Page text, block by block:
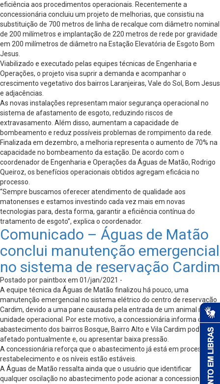
eficiência aos procedimentos operacionais. Recentemente a
concessionária concluiu um projeto de melhorias, que consistiu na
substituição de 700 metros de linha de recalque com diâmetro nominal
de 200 milímetros e implantação de 220 metros de rede por gravidade
em 200 milímetros de diâmetro na Estação Elevatória de Esgoto Bom
Jesus.
Viabilizado e executado pelas equipes técnicas de Engenharia e
Operações, o projeto visa suprir a demanda e acompanhar o
crescimento vegetativo dos bairros Laranjeiras, Vale do Sol, Bom Jesus
e adjacências.
As novas instalações representam maior segurança operacional no
sistema de afastamento de esgoto, reduzindo riscos de
extravasamento. Além disso, aumentam a capacidade de
bombeamento e reduz possíveis problemas de rompimento da rede.
Finalizada em dezembro, a melhoria representa o aumento de 70% na
capacidade no bombeamento da estação. De acordo com o
coordenador de Engenharia e Operações da Águas de Matão, Rodrigo
Queiroz, os benefícios operacionais obtidos agregam eficácia no
processo.
“Sempre buscamos oferecer atendimento de qualidade aos
matonenses e estamos investindo cada vez mais em novas
tecnologias para, desta forma, garantir a eficiência contínua do
tratamento de esgoto”, explica o coordenador.
Comunicado – Águas de Matão
conclui manutenção emergencial
no sistema de reservação Cardim
Postado por paintbox em 01/jan/2021 -
A equipe técnica da Águas de Matão finalizou há pouco, uma
manutenção emergencial no sistema elétrico do centro de reservação
Cardim, devido a uma pane causada pela entrada de um animal na
unidade operacional. Por este motivo, a concessionária informa que o
abastecimento dos bairros Bosque, Bairro Alto e Vila Cardim pode ser
afetado pontualmente e, ou apresentar baixa pressão.
A concessionária reforça que o abastecimento já está em processo de
restabelecimento e os níveis estão estáveis.
A Águas de Matão ressalta ainda que o usuário que identificar
qualquer oscilação no abastecimento pode acionar a concessionária